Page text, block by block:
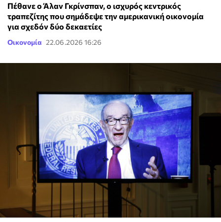
Πέθανε ο Άλαν Γκρίνσπαν, ο ισχυρός κεντρικός
τραπεζίτης που σημάδεψε την αμερικανική οικονομία
για σχεδόν δύο δεκαετίες
Οικονομία 22.06.2026 16:26